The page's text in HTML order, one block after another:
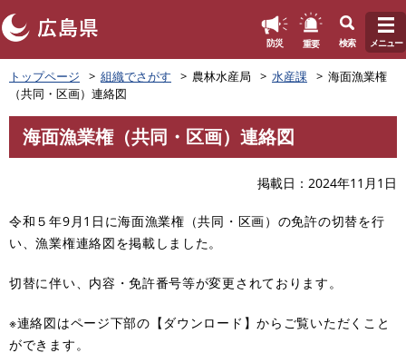
ペ
ー
の
頭
。
防災 重要 検索 メニュー
トップページ 組織でさがす 農林水産局 水産課
海面漁業権
（共同・区画）連絡図
文
海面漁業権（共同・区画）連絡図
掲載日 2024年11月1日
令和５年9月1日に海面漁業権（共同・区画）の免許の切替を行
い、漁業権連絡図を掲載しました。
切替に伴い、内容・免許番号等が変更されております。
※連絡図はページ下部の【ダウンロード】からご覧いただくこと
ができます。